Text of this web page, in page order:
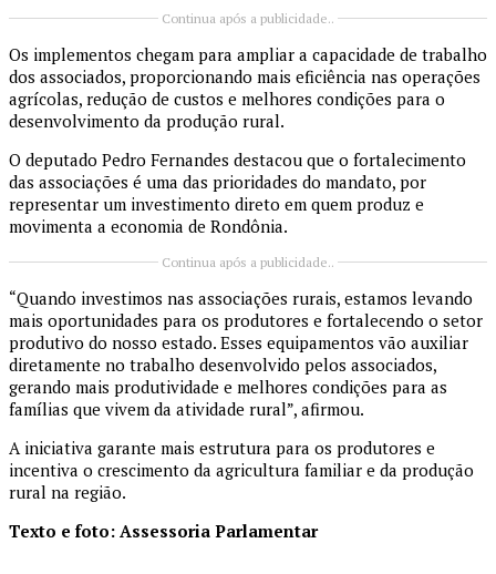
Continua após a publicidade..
Os implementos chegam para ampliar a capacidade de trabalho
dos associados, proporcionando mais eficiência nas operações
agrícolas, redução de custos e melhores condições para o
desenvolvimento da produção rural.
O deputado Pedro Fernandes destacou que o fortalecimento
das associações é uma das prioridades do mandato, por
representar um investimento direto em quem produz e
movimenta a economia de Rondônia.
Continua após a publicidade..
“Quando investimos nas associações rurais, estamos levando
mais oportunidades para os produtores e fortalecendo o setor
produtivo do nosso estado. Esses equipamentos vão auxiliar
diretamente no trabalho desenvolvido pelos associados,
gerando mais produtividade e melhores condições para as
famílias que vivem da atividade rural”, afirmou.
A iniciativa garante mais estrutura para os produtores e
incentiva o crescimento da agricultura familiar e da produção
rural na região.
Texto e foto: Assessoria Parlamentar